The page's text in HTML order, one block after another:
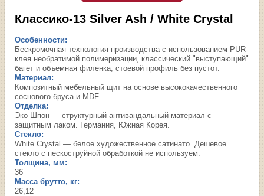
Классико-13 Silver Ash / White Сrystal
Особенности:
Бескромочная технология производства с использованием PUR-
клея необратимой полимеризации, классический "выступающий"
багет и объемная филенка, стоевой профиль без пустот.
Материал:
Композитный мебельный щит на основе высококачественного
соснового бруса и MDF.
Отделка:
Эко Шпон — структурный антивандальный материал с
защитным лаком. Германия, Южная Корея.
Стекло:
White Сrystal — белое художественное сатинато. Дешевое
стекло с пескоструйной обработкой не используем.
Толщина, мм:
36
Масса брутто, кг:
26,12